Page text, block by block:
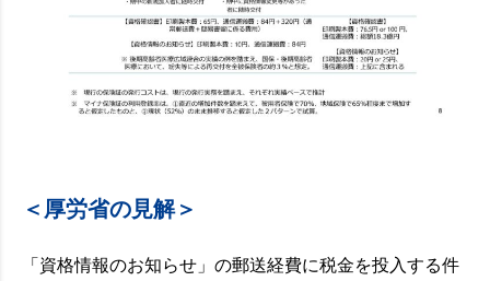
＜厚労省の見解＞
「資格情報のお知らせ」の郵送経費に税金を投入する件